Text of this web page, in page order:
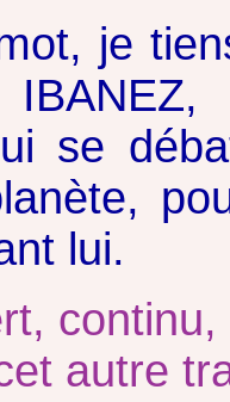
je
se
lui.
autre